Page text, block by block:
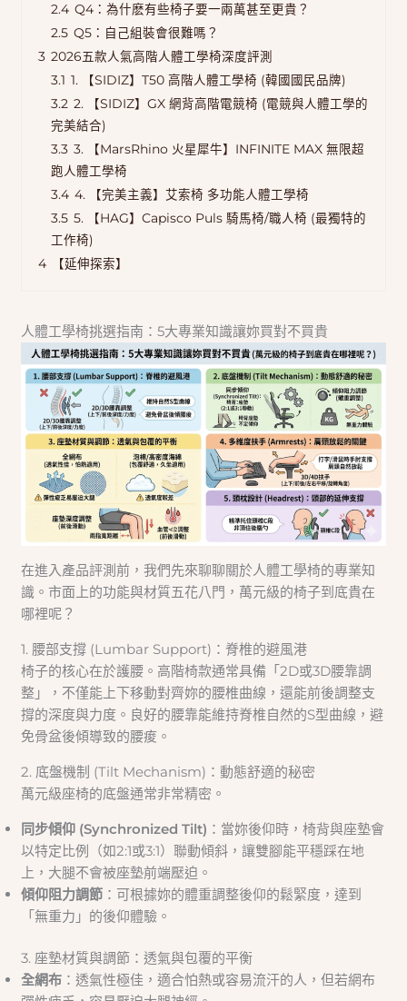
2.4 Q4：為什麽有些椅子要一兩萬甚至更貴？
2.5 Q5：自己組裝會很難嗎？
3 2026五款人氣高階人體工學椅深度評測
3.1 1. 【SIDIZ】T50 高階人體工學椅 (韓國國民品牌)
3.2 2. 【SIDIZ】GX 網背高階電競椅 (電競與人體工學的
完美結合)
3.3 3. 【MarsRhino 火星犀牛】INFINITE MAX 無限超
跑人體工學椅
3.4 4. 【完美主義】艾索椅 多功能人體工學椅
3.5 5. 【HAG】Capisco Puls 騎馬椅/職人椅 (最獨特的
工作椅)
4
【延伸探索】
人體工學椅挑選指南：5大專業知識讓妳買對不買貴
在進入產品評測前，我們先來聊聊關於人體工學椅的專業知
識。市面上的功能與材質五花八門，萬元級的椅子到底貴在
哪裡呢？
1. 腰部支撐 (Lumbar Support)：脊椎的避風港
椅子的核心在於護腰。高階椅款通常具備「2D或3D腰靠調
整」，不僅能上下移動對齊妳的腰椎曲線，還能前後調整支
撐的深度與力度。良好的腰靠能維持脊椎自然的S型曲線，避
免骨盆後傾導致的腰痠。
2. 底盤機制 (Tilt Mechanism)：動態舒適的秘密
萬元級座椅的底盤通常非常精密。
同步傾仰 (Synchronized Tilt) ：當妳後仰時，椅背與座墊會
以特定比例（如2:1或3:1）聯動傾斜，讓雙腳能平穩踩在地
上，大腿不會被座墊前端壓迫。
傾仰阻力調節 ：可根據妳的體重調整後仰的鬆緊度，達到
「無重力」的後仰體驗。
3. 座墊材質與調節：透氣與包覆的平衡
全網布 ：透氣性極佳，適合怕熱或容易流汗的人，但若網布